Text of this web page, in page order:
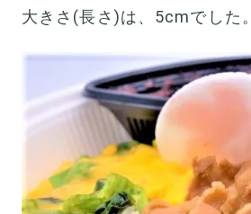
大きさ(長さ)は、5cmでした。